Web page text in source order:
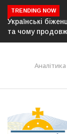
TRENDING NOW
життя
важливим
У
Аналітика